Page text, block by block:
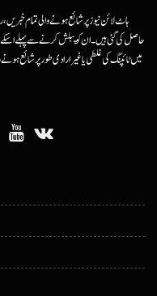
ہاٹ لائن نیوز پر شائع ہونے والی تمام
حاصل کی گئی ہیں۔ ان کو پبلش کرنے سے پہلے اسکے
میں ٹائپنگ کی غلطی یا غیرارادی طور پر شائع